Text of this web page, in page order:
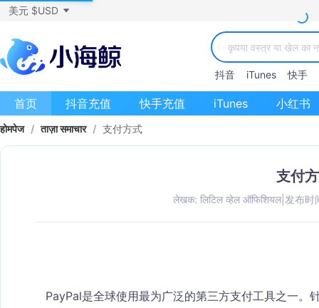
美元 $USD
抖音 iTunes 快手
首页 抖音充值 快手充值 iTunes 小红书
होमपेज / ताज़ा समाचार / 支付方式
支付
लेखक: लिटिल व्हेल ऑफिशियल 发布
PayPal是全球使用最为广泛的第三方支付工具之一。